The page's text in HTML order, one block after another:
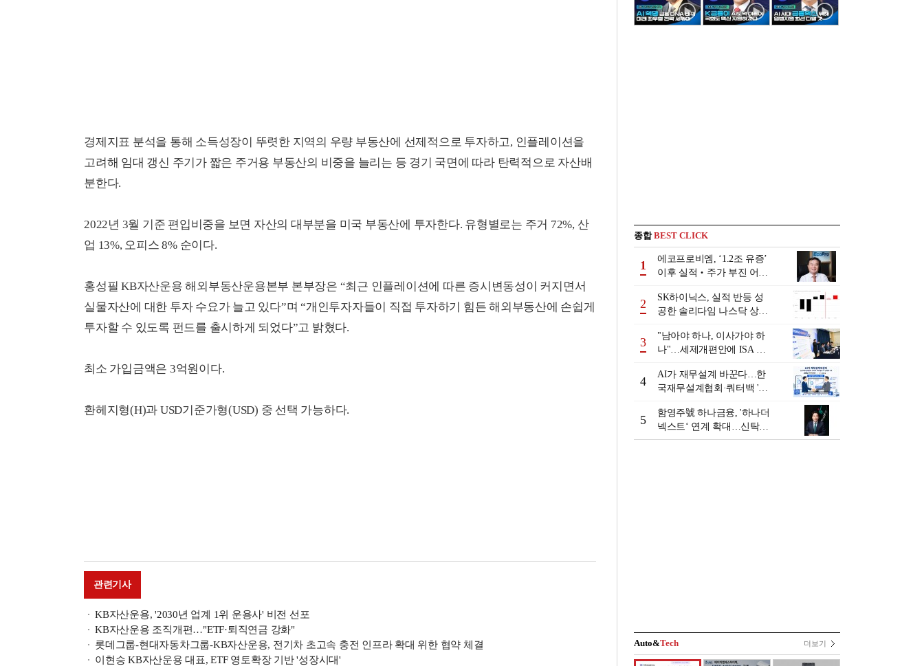
경제지표 분석을 통해 소득성장이 뚜렷한 지역의 우량 부동산에 선제적으로 투자하고, 인플레이션을
고려해 임대 갱신 주기가 짧은 주거용 부동산의 비중을 늘리는 등 경기 국면에 따라 탄력적으로 자산배
분한다.
2022년 3월 기준 편입비중을 보면 자산의 대부분을 미국 부동산에 투자한다. 유형별로는 주거 72%, 산
업 13%, 오피스 8% 순이다.
홍성필 KB자산운용 해외부동산운용본부 본부장은 “최근 인플레이션에 따른 증시변동성이 커지면서
실물자산에 대한 투자 수요가 늘고 있다”며 “개인투자자들이 직접 투자하기 힘든 해외부동산에 손쉽게
투자할 수 있도록 펀드를 출시하게 되었다”고 밝혔다.
최소 가입금액은 3억원이다.
환헤지형(H)과 USD기준가형(USD) 중 선택 가능하다.
관련기사
KB자산운용, '2030년 업계 1위 운용사' 비전 선포
KB자산운용 조직개편…"ETF·퇴직연금 강화"
롯데그룹-현대자동차그룹-KB자산운용, 전기차 초고속 충전 인프라 확대 위한 협약 체결
이현승 KB자산운용 대표, ETF 영토확장 기반 '성장시대'
종합BEST CLICK
1
에코프로비엠, ‘1.2조 유증’
이후 실적‧주가 부진 어쩌
2
SK하이닉스, 실적 반등 성
공한 솔리다임 나스닥 상장
3
"남아야 하나, 이사가야 하
나"…세제개편안에 ISA 투
4
AI가 재무설계 바꾼다…한
국재무설계협회·쿼터백 '베
5
함영주號 하나금융, '하나더
넥스트‘ 연계 확대…신탁수
수료 2배 증가 효과 [금융 시
Auto&Tech 더보기